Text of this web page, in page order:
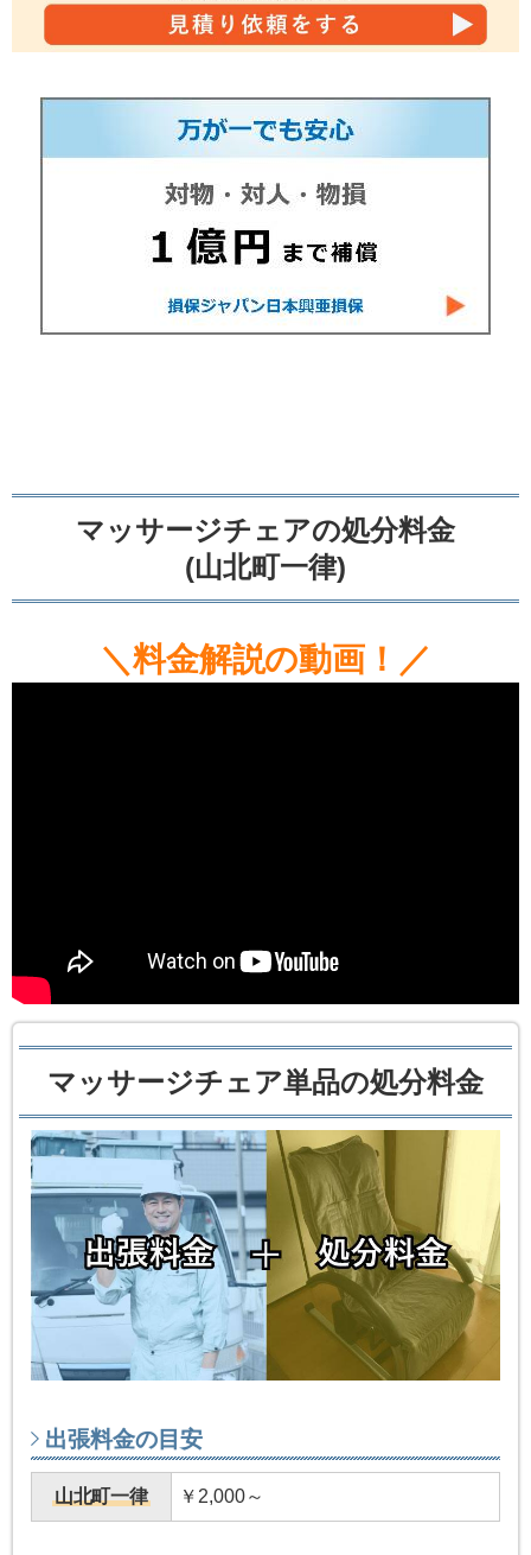
マッサージチェアの処分料金
(山北町一律)
＼料金解説の動画！／
マッサージチェア単品の処分料金
出張料金の目安
山北町一律 ￥2,000～